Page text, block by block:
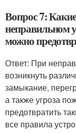
Вопрос 7:
неправильном
можно
Ответ: При
возникнуть
замыкание,
а также угроза
предотвратить
все правила